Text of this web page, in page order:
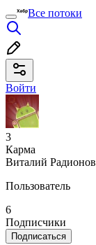
Все потоки
Войти
3
Карма
Виталий Радионов
Пользователь
6
Подписчики
Подписаться